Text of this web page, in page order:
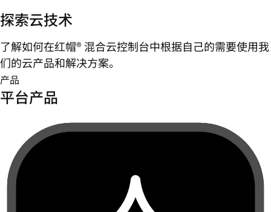
探索云技术
了解如何在红帽® 混合云控制台中根据自己的需要使用我
们的云产品和解决方案。
产品
平台产品